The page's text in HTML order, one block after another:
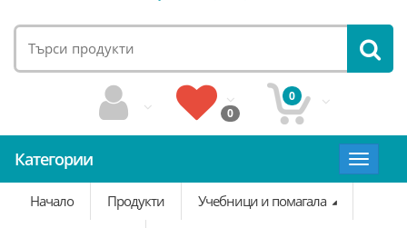
0
0
Категории
Toggle
Начало
Продукти Учебници и помагала